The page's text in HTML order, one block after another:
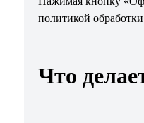
политикой
Что